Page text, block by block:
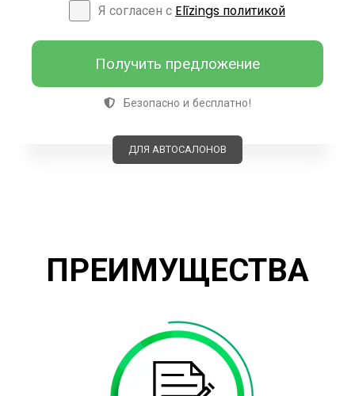
Я согласен с Elīzings политикой
Получить предложение
Безопасно и бесплатно!
ДЛЯ АВТОСАЛОНОВ
ПРЕИМУЩЕСТВА